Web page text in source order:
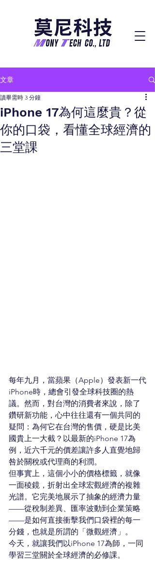
文章
iPhone 17為何這麼貴？從
你的口袋，看懂全球經濟的
三堂課
讀畢需時 3 分鐘
每年九月，當蘋果（Apple）發表新一代
iPhone時，總會引發全球科技圈的熱
議。然而，對台灣的消費者來說，除了
鑽研新功能，心中往往還有一個共同的
疑問：為何它在台灣的售價，硬是比美
國貴上一大截？以最新的iPhone 17為
例，近六千元的價差讓許多人直覺地歸
咎於關稅或代理商的利潤。
但事實上，這個小小的價格標籤，就像
一面稜鏡，折射出全球宏觀經濟的複雜
光譜。它完美地展示了抽象的經濟力量
——從稅制差異、匯率波動到企業策略
——是如何直接衝擊我們口袋裡的每一
分錢，也就是所謂的「微觀經濟」。
今天，就讓我們以iPhone 17為師，一同
學習三堂關於全球經濟的必修課。